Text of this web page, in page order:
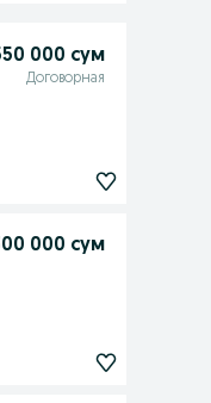
000 сум
Договорная
000 сум